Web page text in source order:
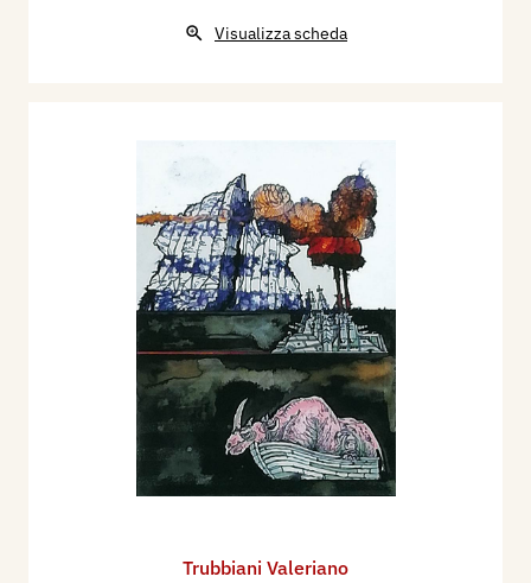
Visualizza scheda
Trubbiani Valeriano